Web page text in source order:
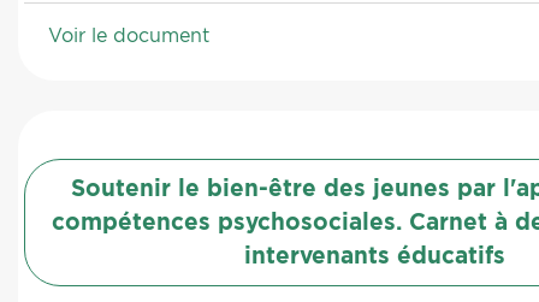
Voir le document
Soutenir le bien-être des jeunes par
compétences psychosociales. Carnet à
intervenants éducatifs